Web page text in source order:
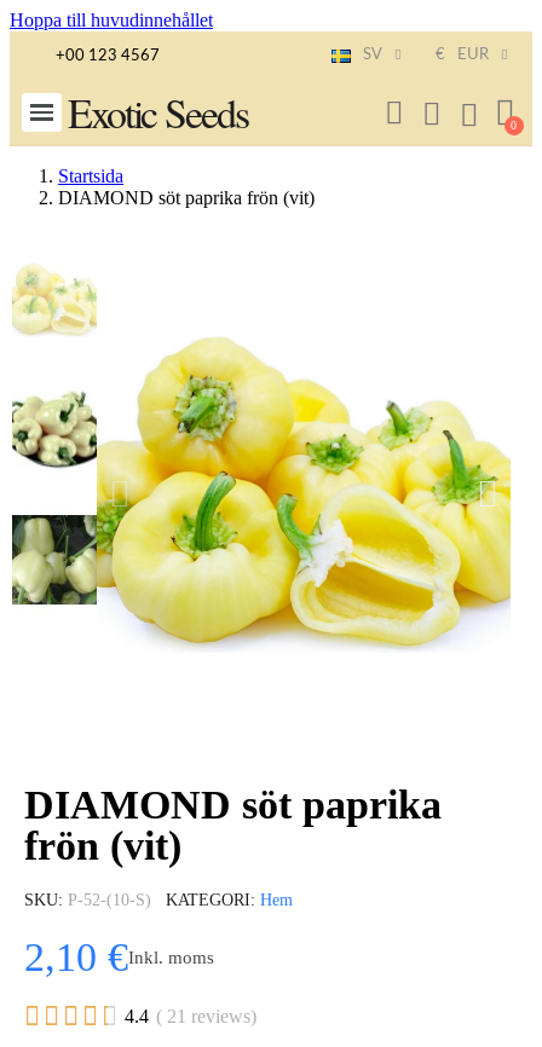
Hoppa till huvudinnehållet
+00 123 4567 SV € EUR
Exotic Seeds
Startsida
DIAMOND söt paprika frön (vit)
DIAMOND söt paprika
frön (vit)
SKU P-52-(10-S) KATEGORI Hem
2,10 €Inkl. moms
     4.4 ( 21 reviews)